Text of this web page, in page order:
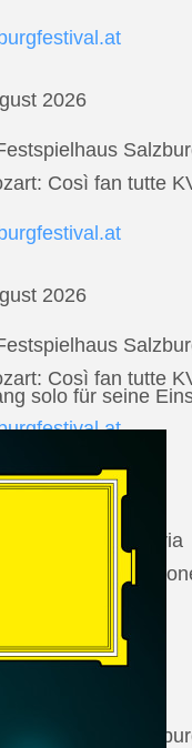
2026
Così fan tutte
2026
Così fan tutte
2026
de Santa Maria
schöne
solo für seine